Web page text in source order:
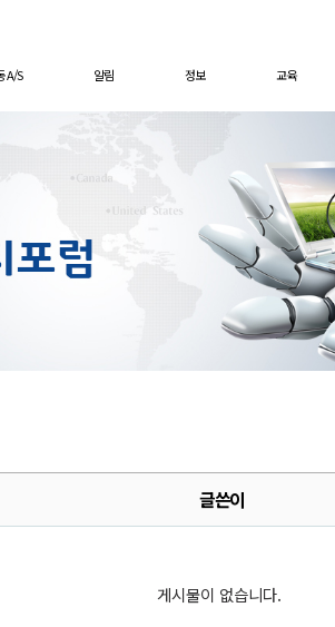
A/S 알림 정보 교육
글쓴이
게시물이 없습니다.